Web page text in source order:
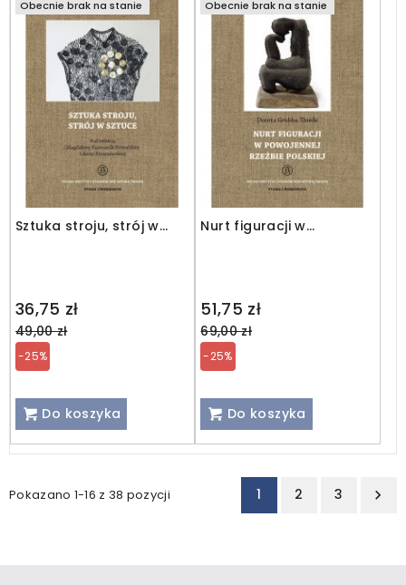
Obecnie brak na stanie
Sztuka stroju, strój w
36,75 zł
Regular
price
49,00 zł
-25%
Do koszyka
Obecnie brak na stanie
Nurt figuracji w
51,75 zł
Regular
price
69,00 zł
-25%
Do koszyka
Pokazano 1-16 z 38 pozycji 1 2 3 